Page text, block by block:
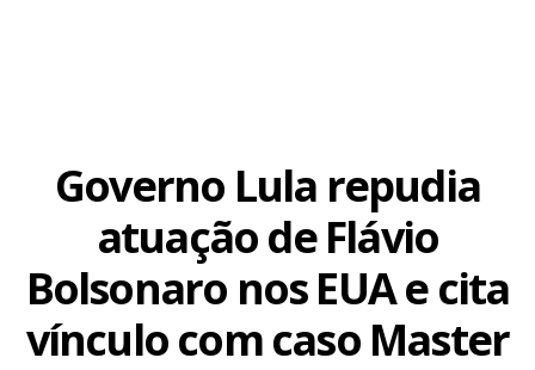
Governo Lula repudia
atuação de Flávio
Bolsonaro nos EUA e cita
vínculo com caso Master